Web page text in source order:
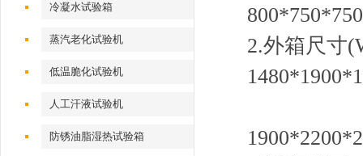
冷凝水试验箱
蒸汽老化试验机
低温脆化试验机
人工汗液试验机
防锈油脂湿热试验箱
2.外箱尺寸